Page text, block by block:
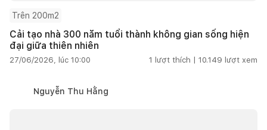
Trên 200m2
Cải tạo nhà 300 năm tuổi thành không gian sống hiện
đại giữa thiên nhiên
27/06/2026, lúc 10:00 1 lượt thích | 10.149 lượt xem
Nguyễn Thu Hằng